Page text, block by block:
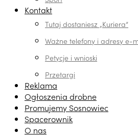
Kontakt
Tutaj dostaniesz „Kuriera”
Ważne telefony i adresy e-
Petycje i wnioski
Przetargi
Reklama
Ogłoszenia drobne
Promujemy Sosnowiec
Spacerownik
O nas